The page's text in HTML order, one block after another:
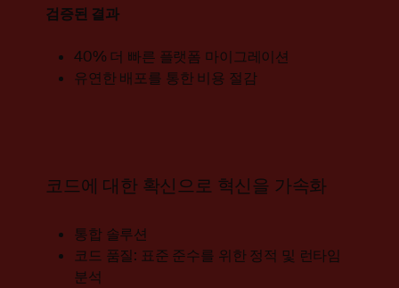
검증된 결과
40% 더 빠른 플랫폼 마이그레이션
유연한 배포를 통한 비용 절감
코드에 대한 확신으로 혁신을 가속화
통합 솔루션
코드 품질: 표준 준수를 위한 정적 및 런타임
분석